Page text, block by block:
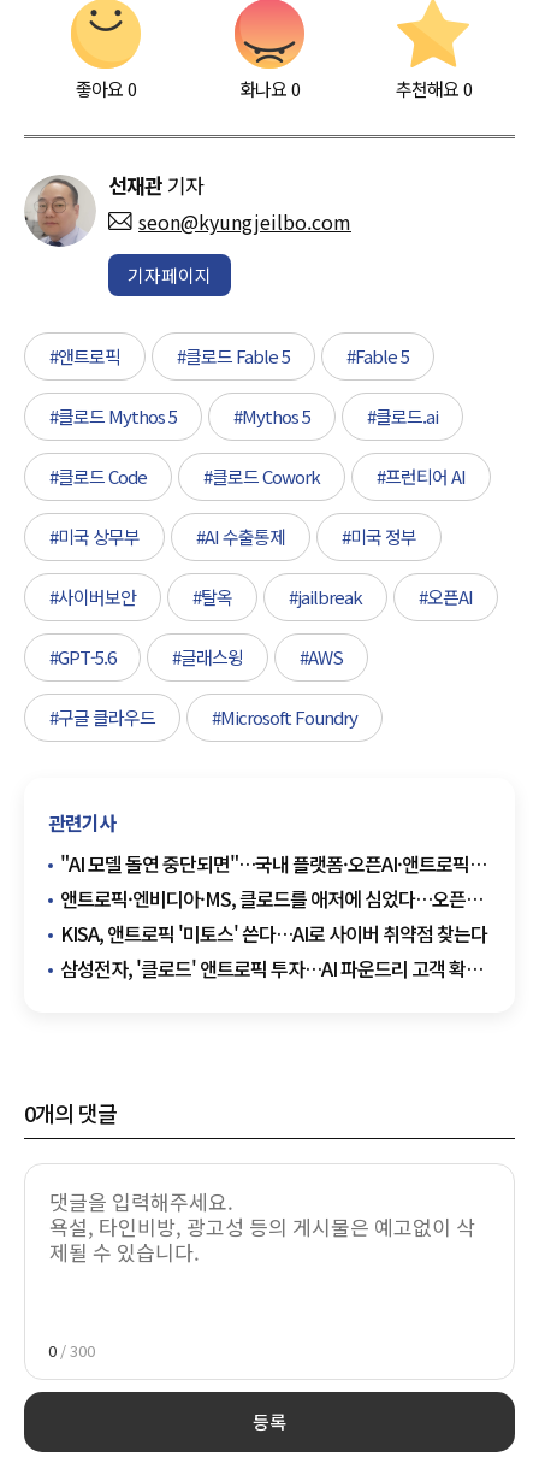
좋아요0 화나요0 추천해요 0
선재관 기자
seon@kyungjeilbo.com
기자페이지
#앤트로픽 #클로드 Fable 5 #Fable 5
#클로드 Mythos 5 #Mythos 5 #클로드.ai
#클로드 Code #클로드 Cowork #프런티어 AI
#미국 상무부 #AI 수출통제 #미국 정부
#사이버보안 #탈옥 #jailbreak #오픈AI
#GPT-5.6 #글래스윙 #AWS
#구글 클라우드 #Microsoft Foundry
관련기사
"AI 모델 돌연 중단되면"…국내 플랫폼·오픈AI·앤트로픽
책임 기준
앤트로픽·엔비디아·MS, 클로드를 애저에 심었다…오픈AI
일변도 깬다
KISA, 앤트로픽 '미토스' 쓴다…AI로 사이버 취약점 찾는다
삼성전자, '클로드' 앤트로픽 투자…AI 파운드리 고객 확보
0개의 댓글
0 / 300
등록